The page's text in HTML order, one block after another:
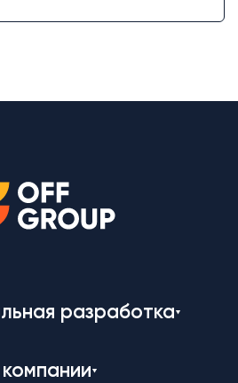
разработка